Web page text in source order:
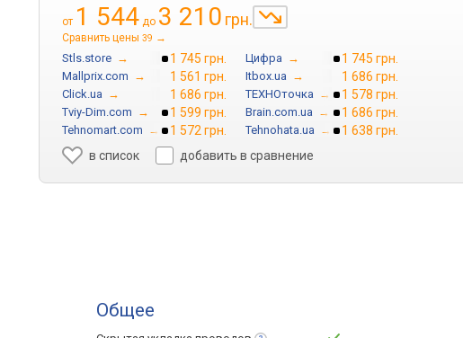
от 1 544 до 3 210 грн.
Сравнить цены 39 →
Stls.store → 1 745 грн. Цифра → 1 745 грн.
Mallprix.com → 1 561 грн. Itbox.ua → 1 686 грн.
Click.ua → 1 686 грн. ТЕХНОточка → 1 578 грн.
Tviy-Dim.com → 1 599 грн. Brain.com.ua → 1 686 грн.
Tehnomart.com → 1 572 грн. Tehnohata.ua →
1 638 грн.
в список
добавить в сравнение
Общее